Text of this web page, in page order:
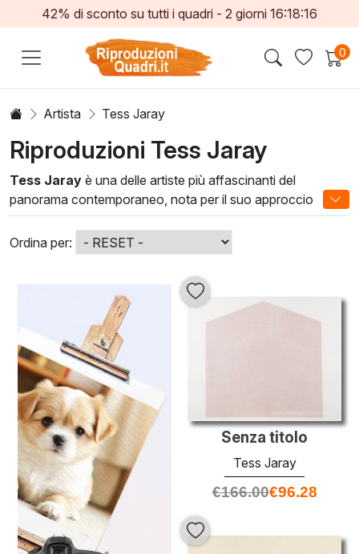
42% di sconto su tutti i quadri - 2 giorni 16:18:16
0
Artista Tess Jaray
Riproduzioni Tess Jaray
Tess Jaray è una delle artiste più affascinanti del
panorama contemporaneo, nota per il suo approccio
innovativo alla pittura ad olio. Le sue opere sono
caratterizzate da forme geometriche e colori vibranti, che
creano un equilibrio visivo unico. Ogni dipinto è una
celebrazione della luce e dello spazio, offrendo una nuova
prospettiva sull'arte astratta.
Le tecniche utilizzate da Tess Jaray riflettono un'attenta
ricerca e una profonda comprensione dei materiali. La sua
capacità di combinare la tradizione con l'innovazione
rende ogni opera un pezzo iconico, perfetto per arricchire
qualsiasi ambiente. Aggiungere un'opera della Jaray alla
tua collezione non solo conferisce eleganza, ma trasforma
lo spazio in una galleria d'arte personale, dove ogni
dettaglio racconta una storia unica.
Ordina per:
Senza titolo
Tess Jaray
€166.00€96.28